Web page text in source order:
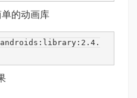
单的动画库